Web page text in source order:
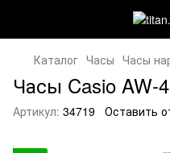
Каталог Часы Часы
Часы Casio AW-
Артикул: 34719 Оставить